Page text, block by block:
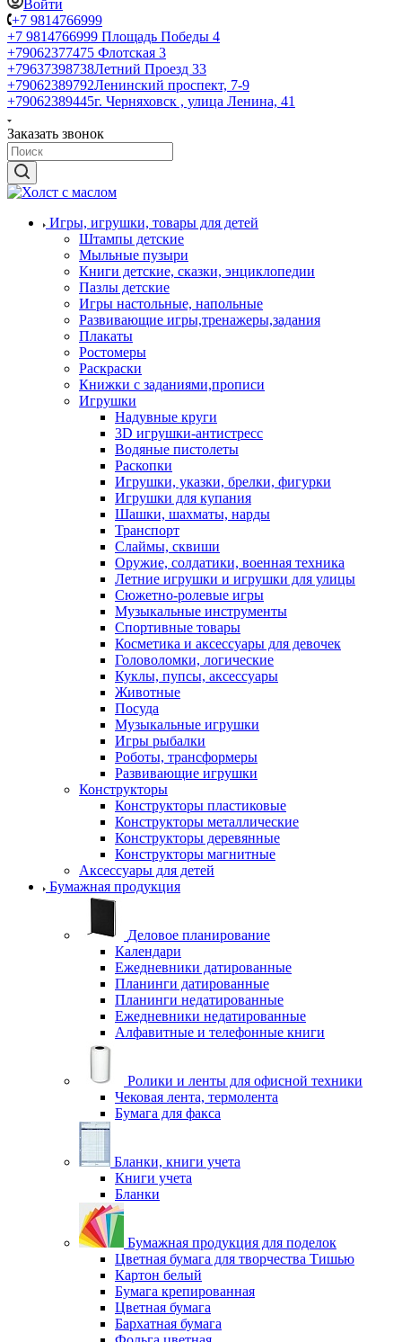
Войти
+7 9814766999
+7 9814766999 Площадь Победы 4
+79062377475 Флотская 3
+79637398738Летний Проезд 33
+79062389792Ленинский проспект, 7-9
+79062389445г. Черняховск , улица Ленина, 41
Заказать звонок
Игры, игрушки, товары для детей
Штампы детские
Мыльные пузыри
Книги детские, сказки, энциклопедии
Пазлы детские
Игры настольные, напольные
Развивающие игры,тренажеры,задания
Плакаты
Ростомеры
Раскраски
Книжки с заданиями,прописи
Игрушки
Надувные круги
3D игрушки-антистресс
Водяные пистолеты
Раскопки
Игрушки, указки, брелки, фигурки
Игрушки для купания
Шашки, шахматы, нарды
Транспорт
Слаймы, сквиши
Оружие, солдатики, военная техника
Летние игрушки и игрушки для улицы
Сюжетно-ролевые игры
Музыкальные инструменты
Спортивные товары
Косметика и аксессуары для девочек
Головоломки, логические
Куклы, пупсы, аксессуары
Животные
Посуда
Музыкальные игрушки
Игры рыбалки
Роботы, трансформеры
Развивающие игрушки
Конструкторы
Конструкторы пластиковые
Конструкторы металлические
Конструкторы деревянные
Конструкторы магнитные
Аксессуары для детей
Бумажная продукция
Деловое планирование
Календари
Ежедневники датированные
Планинги датированные
Планинги недатированные
Ежедневники недатированные
Алфавитные и телефонные книги
Ролики и ленты для офисной техники
Чековая лента, термолента
Бумага для факса
Бланки, книги учета
Книги учета
Бланки
Бумажная продукция для поделок
Цветная бумага для творчества Тишью
Картон белый
Бумага крепированная
Цветная бумага
Бархатная бумага